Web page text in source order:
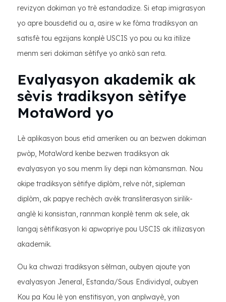
revizyon dokiman yo trè estandadize. Si etap imigrasyon
yo apre bousdetid ou a, asire w ke fòma tradiksyon an
satisfè tou egzijans konplè USCIS yo pou ou ka itilize
menm seri dokiman sètifye yo ankò san reta.
Evalyasyon akademik ak
sèvis tradiksyon sètifye
MotaWord yo
Lè aplikasyon bous etid ameriken ou an bezwen dokiman
pwòp, MotaWord kenbe bezwen tradiksyon ak
evalyasyon yo sou menm liy depi nan kòmansman. Nou
okipe tradiksyon sètifye diplòm, relve nòt, sipleman
diplòm, ak papye rechèch avèk transliterasyon sirilik-
anglè ki konsistan, rannman konplè tenm ak sele, ak
langaj sètifikasyon ki apwopriye pou USCIS ak itilizasyon
akademik.
Ou ka chwazi tradiksyon sèlman, oubyen ajoute yon
evalyasyon Jeneral, Estanda/Sous Endividyal, oubyen
Kou pa Kou lè yon enstitisyon, yon anplwayè, yon